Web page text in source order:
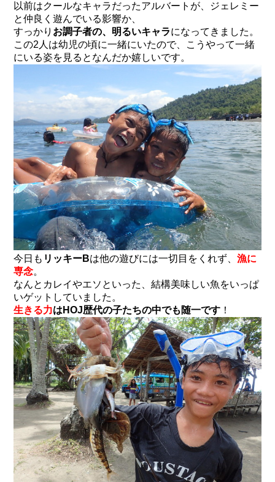
以前はクールなキャラだったアルバートが、ジェレミー
と仲良く遊んでいる影響か、
すっかり お調子者の、明るいキャラになってきました。
この2人は幼児の頃に一緒にいたので、こうやって一緒
にいる姿を見るとなんだか嬉しいです。
今日も リッキーBは他の遊びには一切目をくれず、漁に
専念。
なんとカレイやエソといった、結構美味しい魚をいっぱ
いゲットしていました。
生きる力はHOJ歴代の子たちの中でも随一です ！